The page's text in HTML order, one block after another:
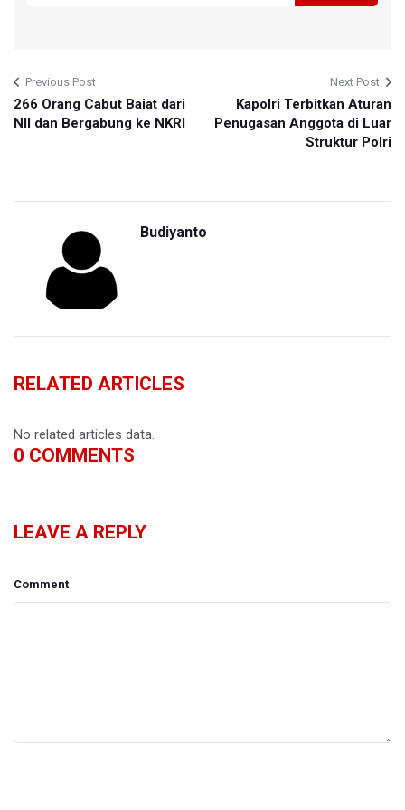
Previous Post
266 Orang Cabut Baiat dari
NII dan Bergabung ke NKRI
Next Post
Kapolri Terbitkan Aturan
Penugasan Anggota di Luar
Struktur Polri
Budiyanto
RELATED ARTICLES
No related articles data.
0 COMMENTS
LEAVE A REPLY
Comment